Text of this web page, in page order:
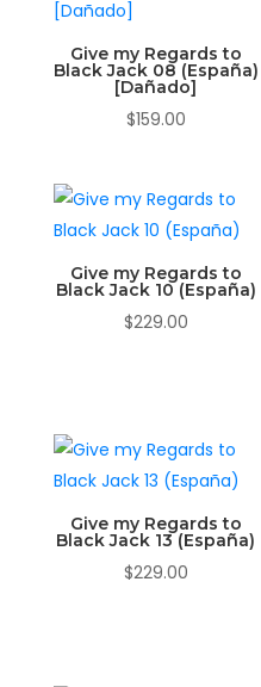
Give my Regards to
Black Jack 08 (España)
[Dañado]
$159.00
Give my Regards to
Black Jack 10 (España)
$229.00
Give my Regards to
Black Jack 13 (España)
$229.00